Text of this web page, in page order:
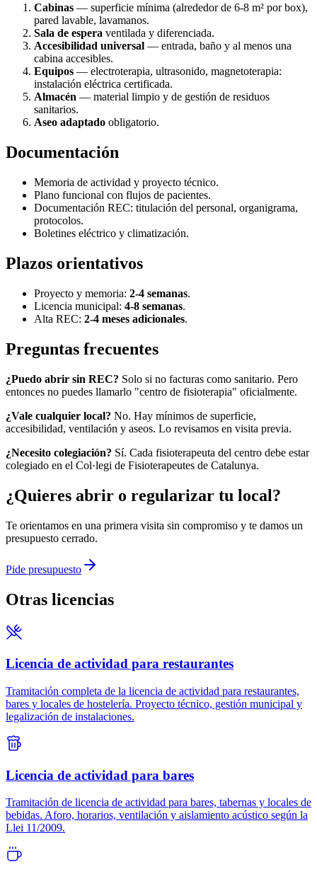
Cabinas — superficie mínima (alrededor de 6-8 m² por box),
pared lavable, lavamanos.
Sala de espera ventilada y diferenciada.
Accesibilidad universal — entrada, baño y al menos una
cabina accesibles.
Equipos — electroterapia, ultrasonido, magnetoterapia:
instalación eléctrica certificada.
Almacén — material limpio y de gestión de residuos
sanitarios.
Aseo adaptado obligatorio.
Documentación
Memoria de actividad y proyecto técnico.
Plano funcional con flujos de pacientes.
Documentación REC: titulación del personal, organigrama,
protocolos.
Boletines eléctrico y climatización.
Plazos orientativos
Proyecto y memoria: 2-4 semanas.
Licencia municipal: 4-8 semanas.
Alta REC: 2-4 meses adicionales.
Preguntas frecuentes
¿Puedo abrir sin REC? Solo si no facturas como sanitario. Pero
entonces no puedes llamarlo "centro de fisioterapia" oficialmente.
¿Vale cualquier local? No. Hay mínimos de superficie,
accesibilidad, ventilación y aseos. Lo revisamos en visita previa.
¿Necesito colegiación? Sí. Cada fisioterapeuta del centro debe estar
colegiado en el Col·legi de Fisioterapeutes de Catalunya.
¿Quieres abrir o regularizar tu local?
Te orientamos en una primera visita sin compromiso y te damos un
presupuesto cerrado.
Pide presupuesto
Otras licencias
Licencia de actividad para restaurantes
Tramitación completa de la licencia de actividad para restaurantes,
bares y locales de hostelería. Proyecto técnico, gestión municipal y
legalización de instalaciones.
Licencia de actividad para bares
Tramitación de licencia de actividad para bares, tabernas y locales de
bebidas. Aforo, horarios, ventilación y aislamiento acústico según la
Llei 11/2009.